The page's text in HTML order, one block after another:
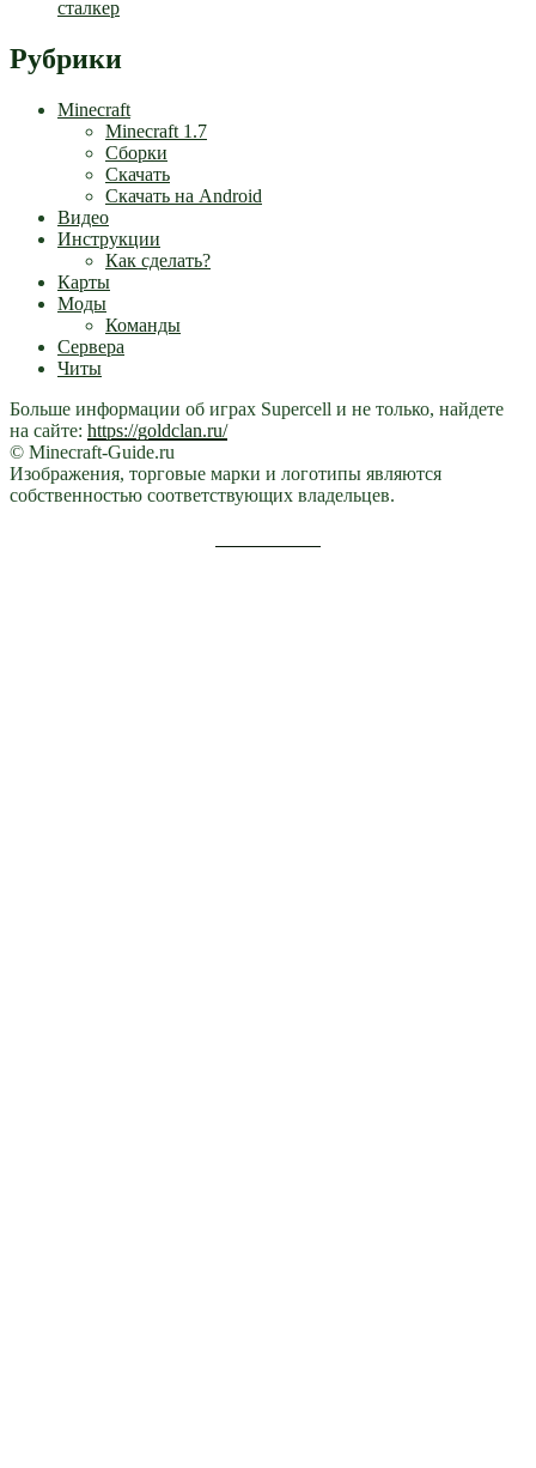
сталкер
Рубрики
Minecraft
Minecraft 1.7
Сборки
Скачать
Скачать на Android
Видео
Инструкции
Как сделать?
Карты
Моды
Команды
Сервера
Читы
Больше информации об играх Supercell и не только, найдете
на сайте: https://goldclan.ru/
© Minecraft-Guide.ru
Изображения, торговые марки и логотипы являются
собственностью соответствующих владельцев.